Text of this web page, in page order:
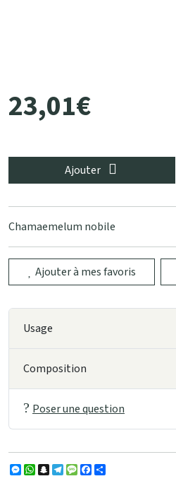
23,01€
Ajouter
Chamaemelum nobile
Ajouter à mes favoris
Usage
Composition
Poser une question
Messenger
WhatsApp
Snapchat
Telegram
MessageFacebook